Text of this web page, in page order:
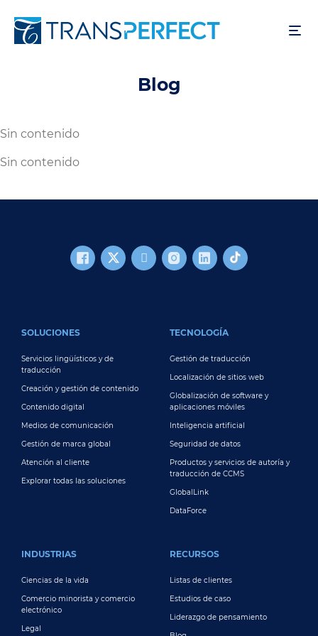
to
Blog
Sin contenido
Sin contenido
SOLUCIONES
Servicios lingüísticos y de
traducción
Creación y gestión de contenido
Contenido digital
Medios de comunicación
Gestión de marca global
Atención al cliente
Explorar todas las soluciones
TECNOLOGÍA
Gestión de traducción
Localización de sitios web
Globalización de software y
aplicaciones móviles
Inteligencia artificial
Seguridad de datos
Productos y servicios de autoría y
traducción de CCMS
GlobalLink
DataForce
INDUSTRIAS
Ciencias de la vida
Comercio minorista y comercio
electrónico
Legal
RECURSOS
Listas de clientes
Estudios de caso
Liderazgo de pensamiento